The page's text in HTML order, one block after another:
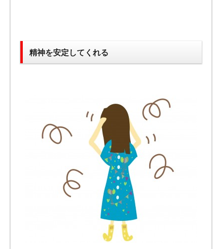
精神を安定してくれる